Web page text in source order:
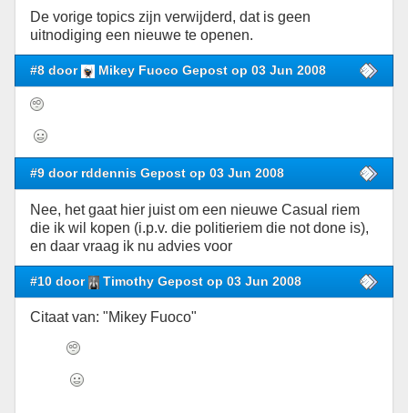
De vorige topics zijn verwijderd, dat is geen
uitnodiging een nieuwe te openen.
#8 door Mikey Fuoco Gepost op 03 Jun 2008
#9 door rddennis Gepost op 03 Jun 2008
Nee, het gaat hier juist om een nieuwe Casual riem
die ik wil kopen (i.p.v. die politieriem die not done is),
en daar vraag ik nu advies voor
#10 door Timothy Gepost op 03 Jun 2008
Citaat van: "Mikey Fuoco"